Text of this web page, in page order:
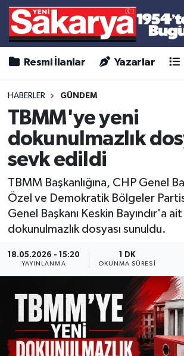
Resmi İlanlar Yazarlar
HABERLER GÜNDEM
TBMM'ye yeni
dokunulmazlık
sevk edildi
TBMM Başkanlığına, CHP Genel
Özel ve Demokratik Bölgeler
Genel Başkanı Keskin Bayındır'a
dokunulmazlık dosyası sunuldu.
18.05.2026 - 15:20
YAYINLANMA
1 DK
OKUNMA SÜRESI